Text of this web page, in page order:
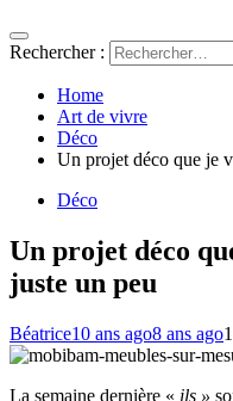
Rechercher :
Home
Art de vivre
Déco
Un projet déco que je
Déco
Un projet déco
juste un peu
Béatrice10 ans ago8 ans ago
La semaine dernière « ils »